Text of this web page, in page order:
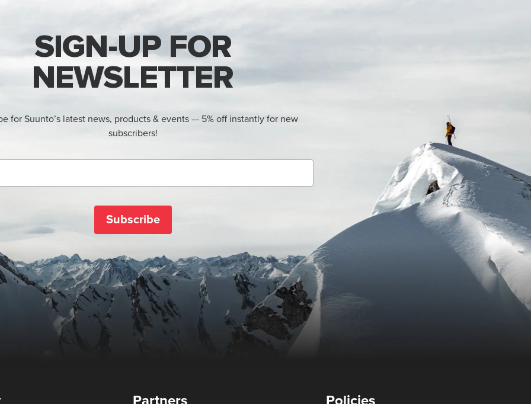
SIGN-UP FOR
NEWSLETTER
for Suunto’s latest news, products & events — 5% off instantly for new
subscribers!
Subscribe
Partners Policies